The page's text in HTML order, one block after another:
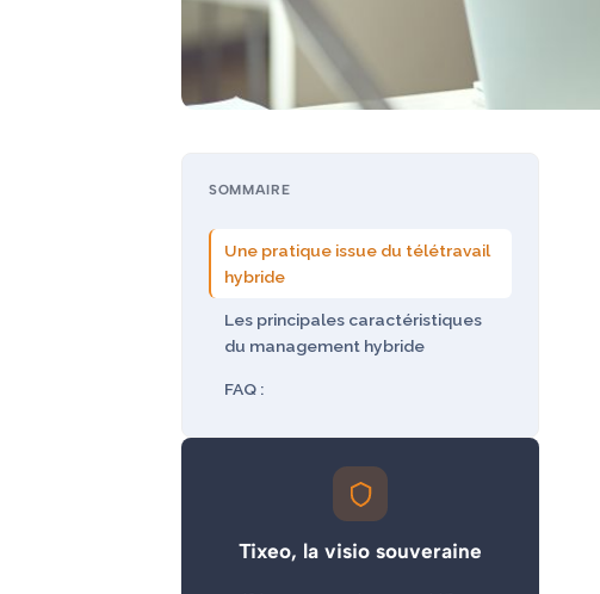
SOMMAIRE
Une pratique issue du télétravail
hybride
Les principales caractéristiques
du management hybride
FAQ :
Tixeo, la visio souveraine